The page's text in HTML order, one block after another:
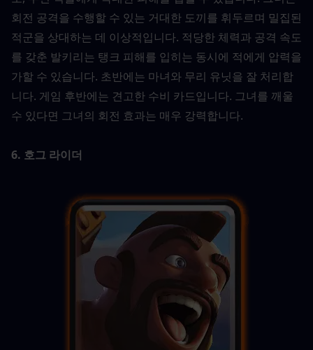
회전 공격을 수행할 수 있는 거대한 도끼를 휘두르며 밀집된
적군을 상대하는 데 이상적입니다. 적당한 체력과 공격 속도
를 갖춘 발키리는 탱크 피해를 입히는 동시에 적에게 압력을
가할 수 있습니다. 초반에는 마녀와 무리 유닛을 잘 처리합
니다. 게임 후반에는 견고한 수비 카드입니다. 그녀를 깨울
수 있다면 그녀의 회전 효과는 매우 강력합니다.
6. 호그 라이더